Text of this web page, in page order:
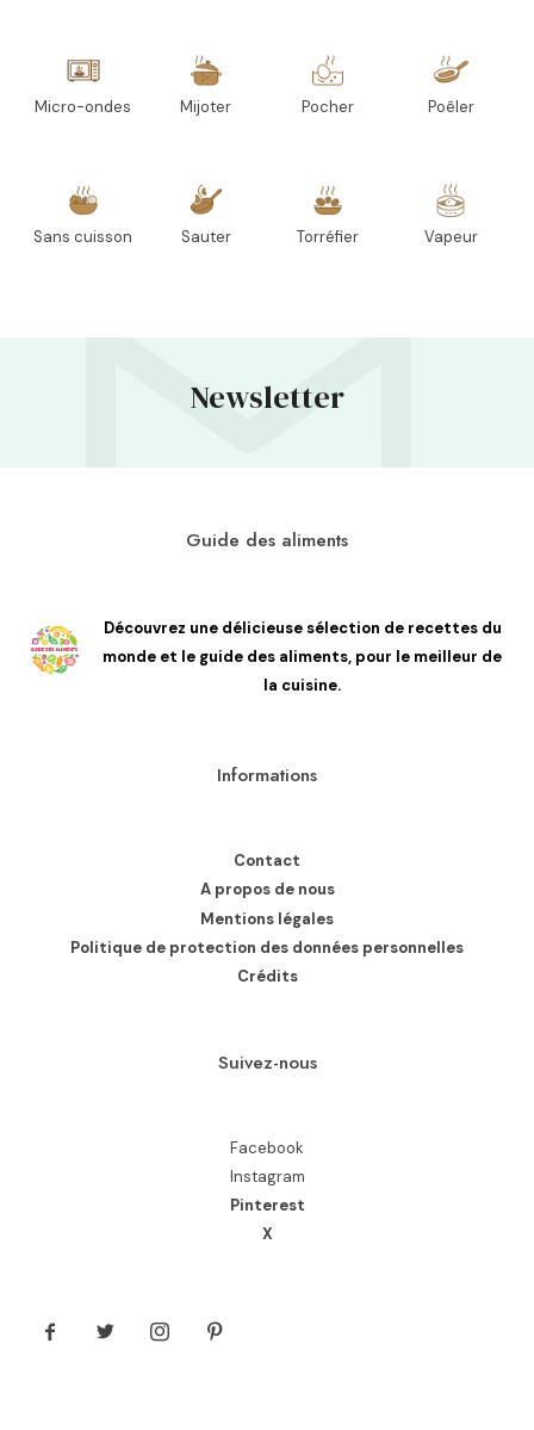
Micro-ondes Mijoter Pocher Poêler
Sans cuisson Sauter Torréfier Vapeur
Newsletter
Guide des aliments
Découvrez une délicieuse sélection de recettes du
monde et le guide des aliments, pour le meilleur de
la cuisine.
Informations
Contact
A propos de nous
Mentions légales
Politique de protection des données personnelles
Crédits
Suivez-nous
Facebook
Instagram
Pinterest
X